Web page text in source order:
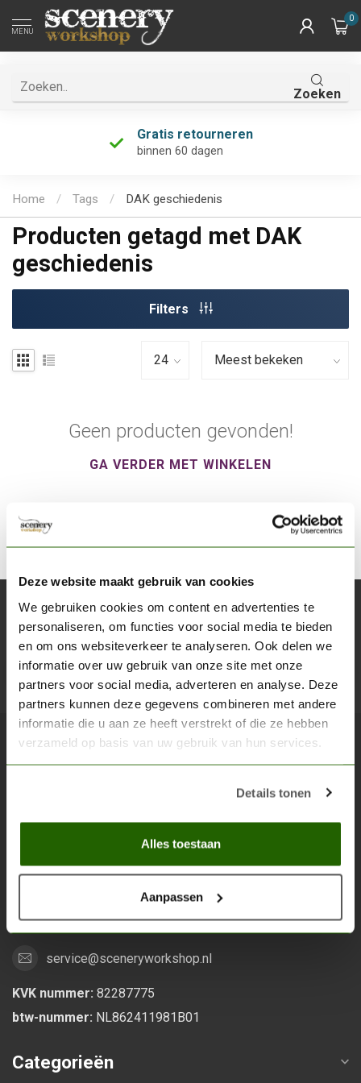
Deze website maakt gebruik van cookies
We gebruiken cookies om content en advertenties te
personaliseren, om functies voor social media te bieden
en om ons websiteverkeer te analyseren. Ook delen we
informatie over uw gebruik van onze site met onze
partners voor social media, adverteren en analyse. Deze
partners kunnen deze gegevens combineren met andere
informatie die u aan ze heeft verstrekt of die ze hebben
verzameld op basis van uw gebruik van hun services.
Details tonen
Alles toestaan
Aanpassen
MENU
0
Zoeken
Gratis retourneren
binnen 60 dagen
Home / Tags / DAK geschiedenis
Producten getagd met DAK
geschiedenis
Filters
Geen producten gevonden!
GA VERDER MET WINKELEN
Abonneer je op onze nieuwsbrief
Blijf op de hoogte over onze laatste acties
Scenery Workshop BV
Alles voor je miniature wargaming en scenery
6533 KK Nijmegen
Nederland
service@sceneryworkshop.nl
KVK nummer: 82287775
btw-nummer: NL862411981B01
Categorieën